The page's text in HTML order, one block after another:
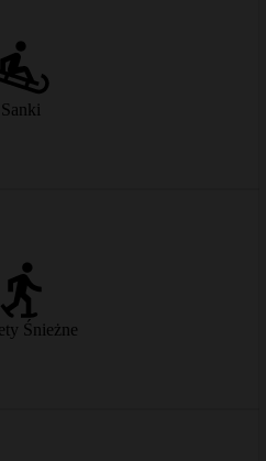
Sanki
– szybka, prosta i zabawna dla całej
€ 9/dzień
Śnieżne
stokiem – cicho, blisko natury i
21/dzień